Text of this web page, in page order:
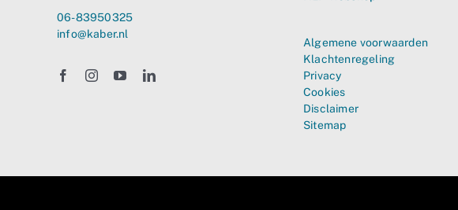
06-83950325
info@kaber.nl
Algemene voorwaarden
Klachtenregeling
Privacy
Cookies
Disclaimer
Sitemap